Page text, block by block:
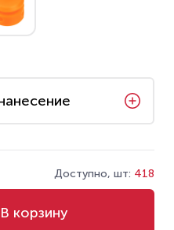
Доступно, шт: 418
В корзину